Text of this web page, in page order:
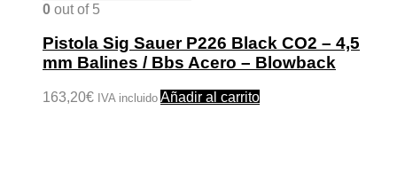
0 out of 5
Pistola Sig Sauer P226 Black CO2 – 4,5
mm Balines / Bbs Acero – Blowback
163,20€ IVA incluido Añadir al carrito